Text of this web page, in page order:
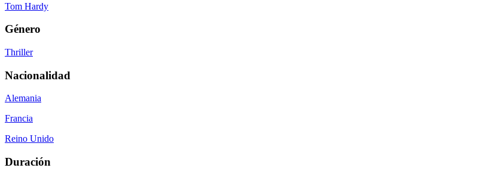
Tom Hardy
Género
Thriller
Nacionalidad
Alemania
Francia
Reino Unido
Duración